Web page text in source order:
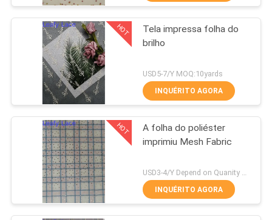
FÁBRICA
CONTROLE
QUALIDADE
CONOSCO
NOTÍCIAS
Tela bordada da
lantejoula
194
Tela amarrado do
laço
HOT
Tela impressa folha do
brilho
USD5-7/Y MOQ:10yards
INQUÉRITO AGORA
HOT
A folha do poliéster
imprimiu Mesh Fabric
INQUÉRITO AGORA